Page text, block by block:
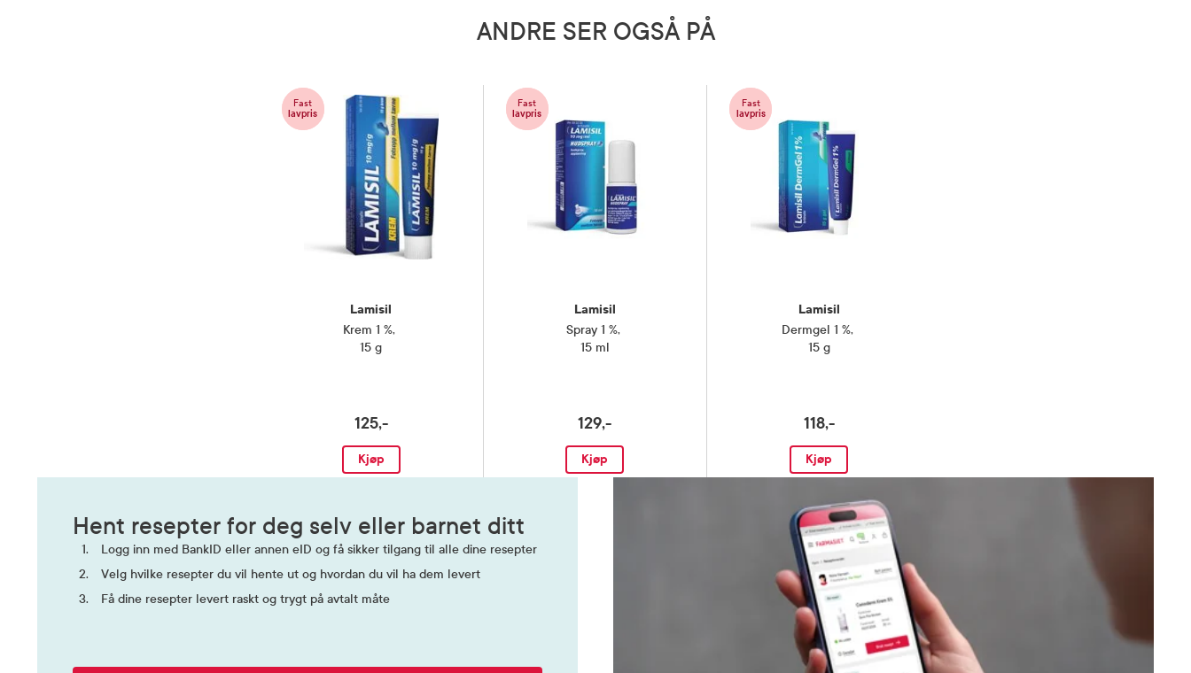
eller ammer
Rom (15-25 grader)
Les pakningsvedlegg
Legemiddel
ANDRE SER OGSÅ PÅ
Fast
lavpris
Lamisil
Krem 1 %,
15 g
125,-
Kjøp
Fast
lavpris
Lamisil
Spray 1 %,
15 ml
129,-
Kjøp
Fast
lavpris
Lamisil
Dermgel 1 %,
15 g
118,-
Kjøp
Hent resepter for deg selv eller barnet ditt
Logg inn med BankID eller annen eID og få sikker tilgang til alle dine resepter
Velg hvilke resepter du vil hente ut og hvordan du vil ha dem levert
Få dine resepter levert raskt og trygt på avtalt måte